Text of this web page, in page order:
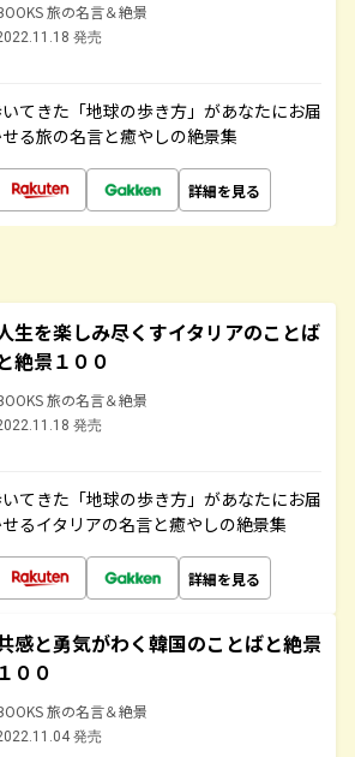
旅の名言＆絶景
発売
てきた「地球の歩き方」があなたにお届
る旅の名言と癒やしの絶景集
詳細を見る
生を楽しみ尽くすイタリアのことば
絶景１００
旅の名言＆絶景
発売
てきた「地球の歩き方」があなたにお届
るイタリアの名言と癒やしの絶景集
詳細を見る
感と勇気がわく韓国のことばと絶景
１００
旅の名言＆絶景
発売